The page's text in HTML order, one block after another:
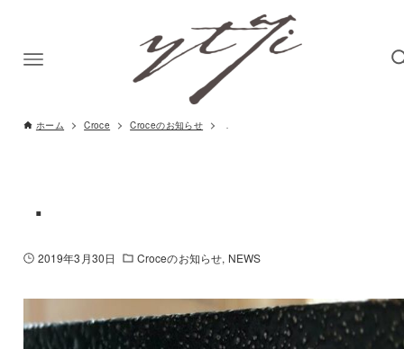
ホーム Croce Croceのお知らせ ．
．
2019年3月30日 Croceのお知らせ NEWS